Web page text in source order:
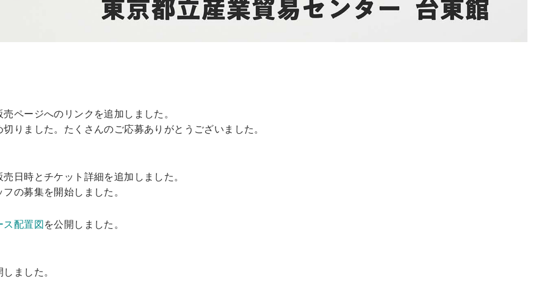
ページへのリンクを追加しました。
切りました。たくさんのご応募ありがとうございました。
日時とチケット詳細を追加しました。
の募集を開始しました。
ス配置図を公開しました。
ました。